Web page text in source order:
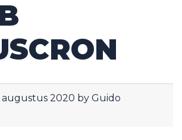
augustus 2020 by Guido